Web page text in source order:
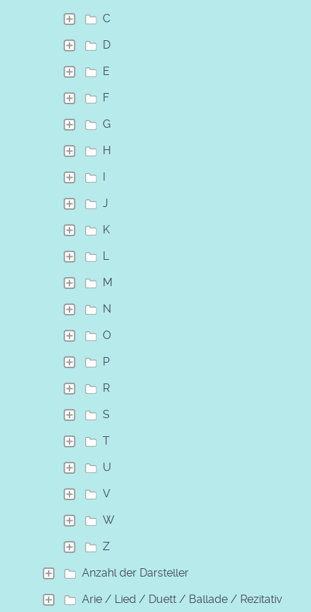
C
D
E
F
G
H
I
J
K
L
M
N
O
P
R
S
T
U
V
W
Z
Anzahl der Darsteller
Arie / Lied / Duett / Ballade / Rezitativ